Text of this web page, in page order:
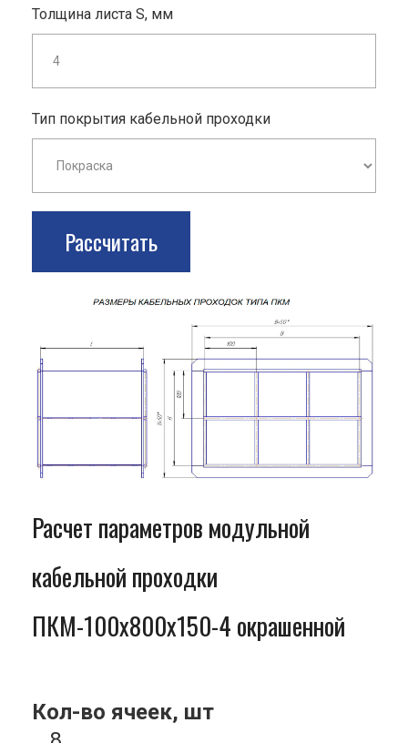
Толщина листа S, мм
Тип покрытия кабельной проходки
Рассчитать
Расчет параметров модульной
кабельной проходки
ПКМ-100x800x150-4 окрашенной
Кол-во ячеек, шт